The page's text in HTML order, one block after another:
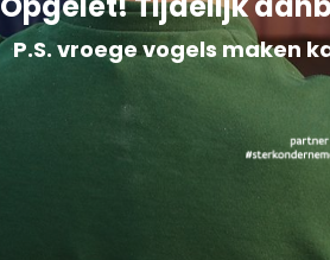
P.S. vroege vogels maken